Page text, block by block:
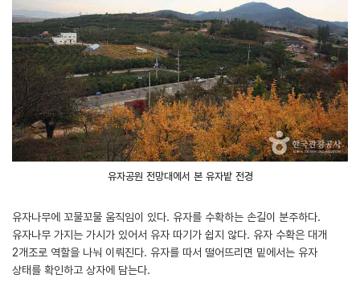
유자공원 전망대에서 본 유자밭 전경
유자나무에 꼬물꼬물 움직임이 있다. 유자를 수확하는 손길이 분주하다.
유자나무 가지는 가시가 있어서 유자 따기가 쉽지 않다. 유자 수확은 대개
2개조로 역할을 나눠 이뤄진다. 유자를 따서 떨어뜨리면 밑에서는 유자
상태를 확인하고 상자에 담는다.